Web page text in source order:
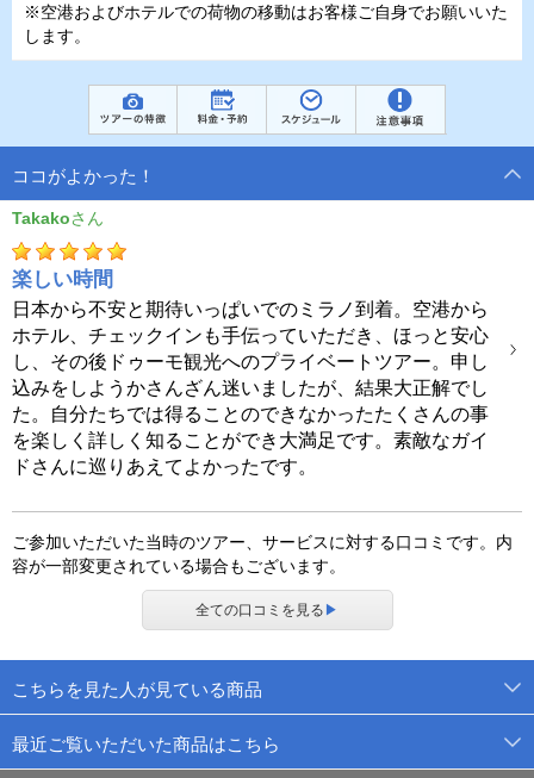
※空港およびホテルでの荷物の移動はお客様ご自身でお願いいた
します。
ココがよかった！
Takako
楽しい時間
日本から不安と期待いっぱいでのミラノ到着。空港から
ホテル、チェックインも手伝っていただき、ほっと安心
し、その後ドゥーモ観光へのプライベートツアー。申し
込みをしようかさんざん迷いましたが、結果大正解でし
た。自分たちでは得ることのできなかったたくさんの事
を楽しく詳しく知ることができ大満足です。素敵なガイ
ドさんに巡りあえてよかったです。
ご参加いただいた当時のツアー、サービスに対する口コミです。内
容が一部変更されている場合もございます。
全ての口コミを見る ▶
こちらを見た人が見ている商品
最近ご覧いただいた商品はこちら